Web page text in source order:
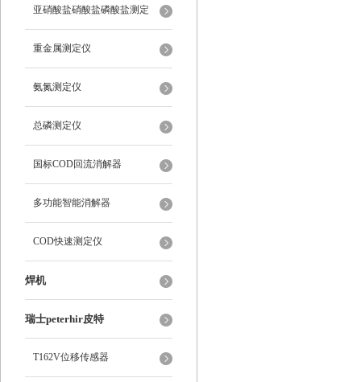
亚硝酸盐硝酸盐磷酸盐测定
重金属测定仪
氨氮测定仪
总磷测定仪
国标COD回流消解器
多功能智能消解器
COD快速测定仪
焊机
瑞士peterhir皮特
T162V位移传感器